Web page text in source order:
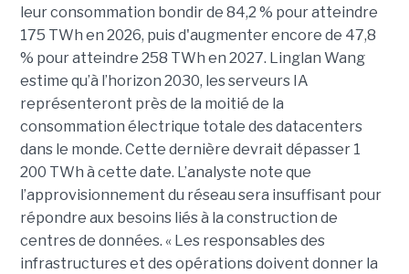
leur consommation bondir de 84,2 % pour atteindre
175 TWh en 2026, puis d'augmenter encore de 47,8
% pour atteindre 258 TWh en 2027. Linglan Wang
estime qu’à l’horizon 2030, les serveurs IA
représenteront près de la moitié de la
consommation électrique totale des datacenters
dans le monde. Cette dernière devrait dépasser 1
200 TWh à cette date. L’analyste note que
l’approvisionnement du réseau sera insuffisant pour
répondre aux besoins liés à la construction de
centres de données. « Les responsables des
infrastructures et des opérations doivent donner la